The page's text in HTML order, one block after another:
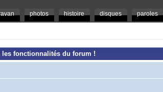
photos histoire disques paroles
les fonctionnalités du forum !